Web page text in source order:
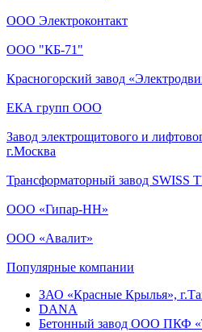
ООО Электроконтакт
ООО "КБ-71"
Красногорский завод
ЕКА групп ООО
Завод электрощитового и
г.Москва
Трансформаторный завод SWISS
ООО «Гипар-НН»
ООО «Авалит»
Популярные компании
ЗАО «Красные Крылья»,
DANA
Бетонный завод ООО ПКФ